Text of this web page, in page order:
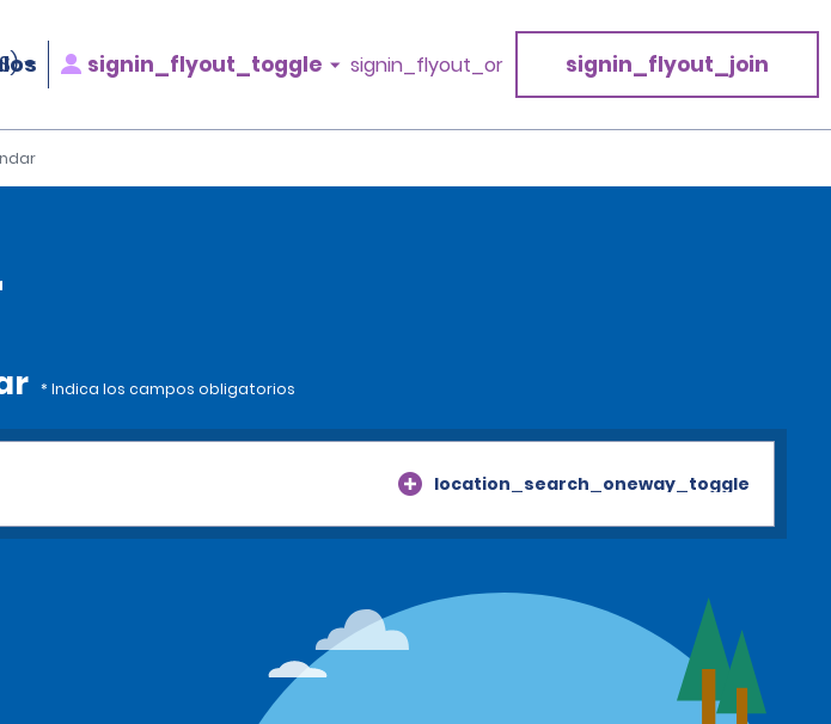
signin_flyout_toggle signin_flyout_or signin_flyout_join
* Indica los campos obligatorios
location_search_oneway_toggle